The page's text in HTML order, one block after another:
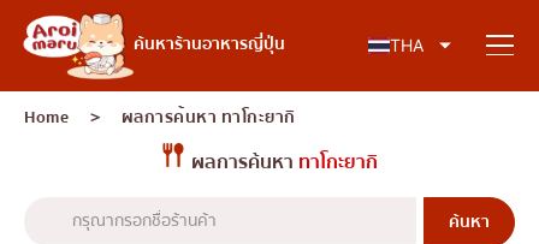
ค้นหาร้านอาหารญี่ปุ่น THA
อาหารญี่ปุ่น
ค้นหาร้านอาหาร
Home ＞ ผลการค้นหา ทาโกะยากิ
ผลการค้นหา ทาโกะยากิ